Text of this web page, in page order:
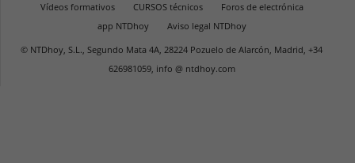
Vídeos formativos
CURSOS técnicos
Foros de electrónica
app NTDhoy
Aviso legal NTDhoy
© NTDhoy, S.L., Segundo Mata 4A, 28224 Pozuelo de Alarcón, Madrid, +34
626981059, info @ ntdhoy.com